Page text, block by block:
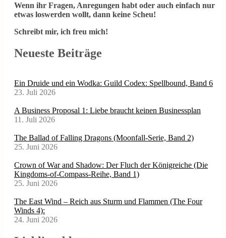
Wenn ihr Fragen, Anregungen habt oder auch einfach nur
etwas loswerden wollt, dann keine Scheu!
Schreibt mir, ich freu mich!
Neueste Beiträge
Ein Druide und ein Wodka: Guild Codex: Spellbound, Band 6
23. Juli 2026
A Business Proposal 1: Liebe braucht keinen Businessplan
11. Juli 2026
The Ballad of Falling Dragons (Moonfall-Serie, Band 2)
25. Juni 2026
Crown of War and Shadow: Der Fluch der Königreiche (Die
Kingdoms-of-Compass-Reihe, Band 1)
25. Juni 2026
The East Wind – Reich aus Sturm und Flammen (The Four
Winds 4):
24. Juni 2026